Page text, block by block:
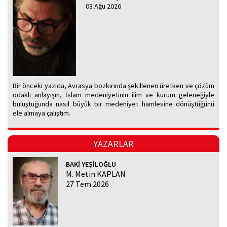
03 Ağu 2026
Bir önceki yazıda, Avrasya bozkırında şekillenen üretken ve çözüm
odaklı anlayışın, İslam medeniyetinin ilim ve kurum geleneğiyle
buluştuğunda nasıl büyük bir medeniyet hamlesine dönüştüğünü
ele almaya çalıştım.
YAZARLAR
BAKİ YEŞİLOĞLU
M. Metin KAPLAN
27 Tem 2026